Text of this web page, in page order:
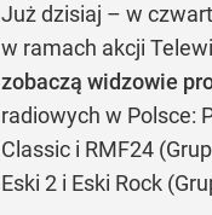
Już dzisiaj – w
w ramach akcji
zobaczą widzowie
radiowych w Polsce:
Classic i RMF24
Eski 2 i Eski Rock